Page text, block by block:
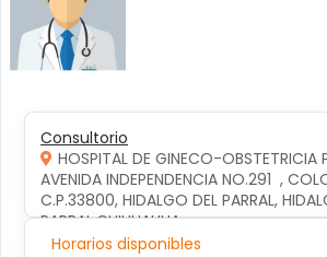
Consultorio
HOSPITAL DE GINECO-OBSTETRICIA
AVENIDA INDEPENDENCIA NO.291  ,
C.P.33800, HIDALGO DEL PARRAL,
PARRAL,CHIHUAHUA
Horarios disponibles